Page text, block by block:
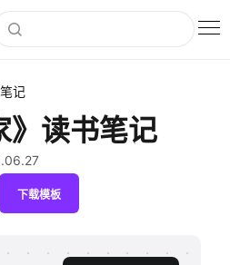
记
》读书笔记
下载模板